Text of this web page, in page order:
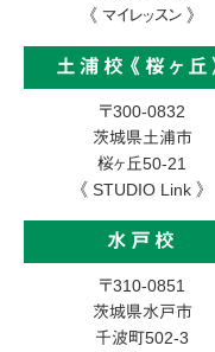
《 マイレッスン 》
土浦校《桜ヶ丘
〒300-0832
茨城県土浦市
桜ヶ丘50-21
《 STUDIO Link 》
水戸校
〒310-0851
茨城県水戸市
千波町502-3